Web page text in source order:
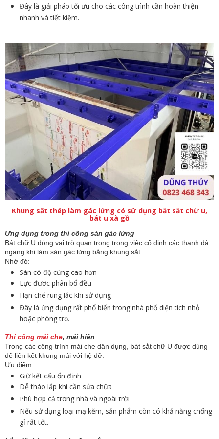
Đây là giải pháp tối ưu cho các công trình cần hoàn thiện
nhanh và tiết kiệm.
Khung sắt thép làm gác lửng có sử dụng bắt sắt chữ u,
bát u xà gồ
Ứng dụng trong thi công sàn gác lửng
Bát chữ U đóng vai trò quan trọng trong việc cố định các thanh đà
ngang khi làm sàn gác lửng bằng khung sắt.
Nhờ đó:
Sàn có độ cứng cao hơn
Lực được phân bổ đều
Hạn chế rung lắc khi sử dụng
Đây là ứng dụng rất phổ biến trong nhà phố diện tích nhỏ
hoặc phòng trọ.
Thi công mái che, mái hiên
Trong các công trình mái che dân dụng, bát sắt chữ U được dùng
để liên kết khung mái với hệ đỡ.
Ưu điểm:
Giữ kết cấu ổn định
Dễ tháo lắp khi cần sửa chữa
Phù hợp cả trong nhà và ngoài trời
Nếu sử dụng loại mạ kẽm, sản phẩm còn có khả năng chống
gỉ rất tốt.